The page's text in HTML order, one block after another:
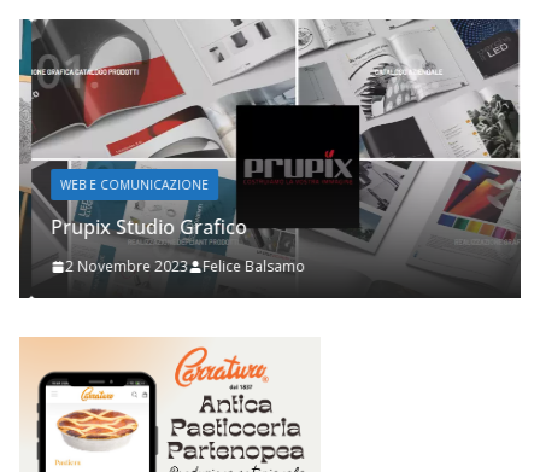
WEB E COMUNICAZIONE
Prupix Studio Grafico
2 Novembre 2023 Felice Balsamo